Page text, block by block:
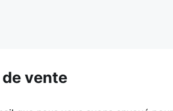
vente